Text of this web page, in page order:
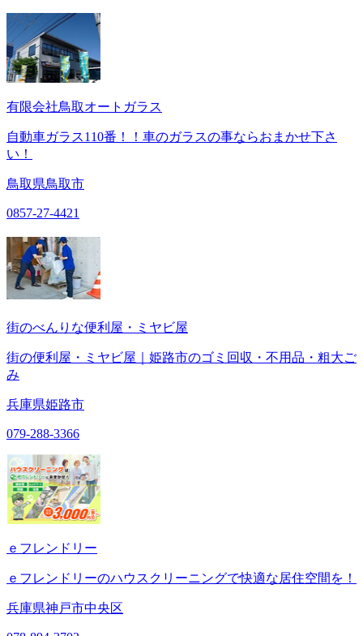
有限会社鳥取オートガラス
自動車ガラス110番！！車のガラスの事ならおまかせ下さ
い！
鳥取県鳥取市
0857-27-4421
街のべんりな便利屋・ミヤビ屋
街の便利屋・ミヤビ屋｜姫路市のゴミ回収・不用品・粗大ご
み
兵庫県姫路市
079-288-3366
ｅフレンドリー
ｅフレンドリーのハウスクリーニングで快適な居住空間を！
兵庫県神戸市中央区